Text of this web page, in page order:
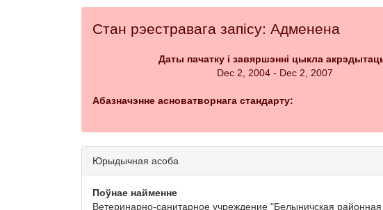
Стан рэестравага запісу: Адменена
Даты пачатку і завяршэнні цыкла
Dec 2, 2004 - Dec 2, 2007
Абазначэнне асноватворнага стандарту:
Юрыдычная асоба
Поўнае найменне
Ветеринарно-санитарное учреждение "Белыничская районная